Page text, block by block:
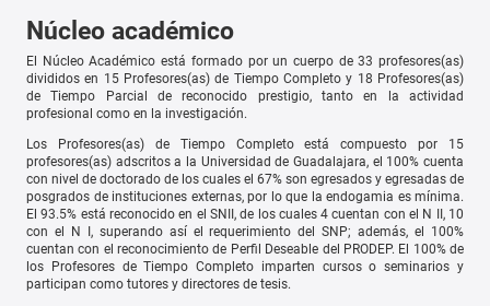
Núcleo académico
El Núcleo Académico está formado por un cuerpo de 33 profesores(as)
divididos en 15 Profesores(as) de Tiempo Completo y 18 Profesores(as)
de Tiempo Parcial
de reconocido prestigio, tanto en la actividad
profesional como en la investigación.
Los Profesores(as) de Tiempo Completo está compuesto por 15
profesores(as) adscritos a la Universidad de Guadalajara, el 100% cuenta
con nivel de doctorado de los cuales el 67% son egresados y egresadas de
posgrados de instituciones externas, por lo que la endogamia es mínima.
El 93.5% está reconocido en el SNII, de los cuales 4 cuentan con el N II, 10
con el N I, superando así el requerimiento del SNP; además, el 100%
cuentan con el reconocimiento de Perfil Deseable del PRODEP. El 100% de
los Profesores de Tiempo Completo imparten cursos o seminarios y
participan como tutores y directores de tesis.